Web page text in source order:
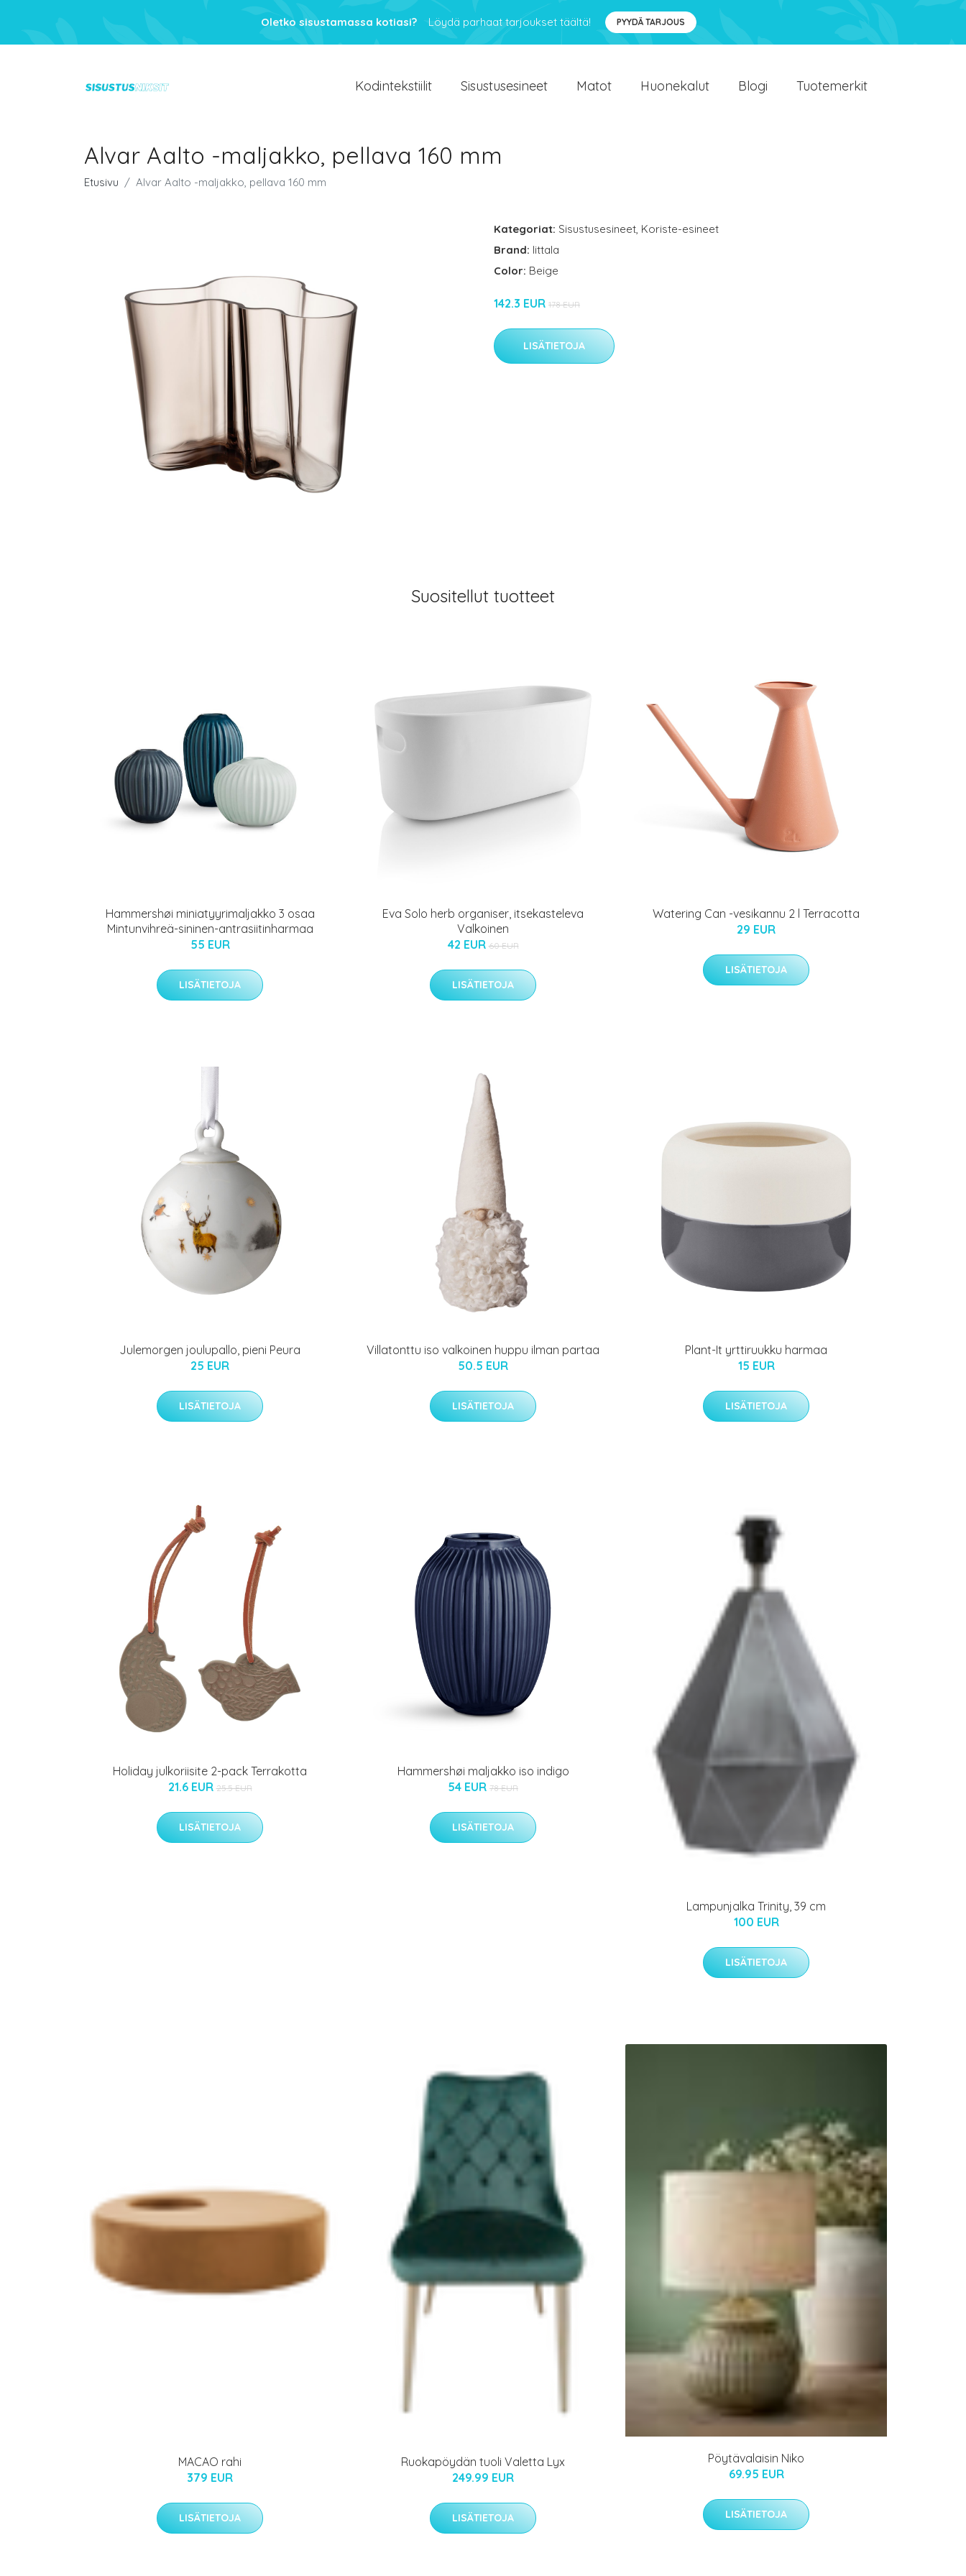
Oletko sisustamassa kotiasi? Löydä parhaat tarjoukset täältä! PYYDÄ TARJOUS
Kodintekstiilit Sisustusesineet Matot Huonekalut Blogi Tuotemerkit
Alvar Aalto -maljakko, pellava 160 mm
Etusivu Alvar Aalto -maljakko, pellava 160 mm
Kategoriat: Sisustusesineet, Koriste-esineet
Brand: Iittala
Color: Beige
142.3 EUR 178 EUR
LISÄTIETOJA
Suositellut tuotteet
Hammershøi miniatyyrimaljakko 3 osaa
Mintunvihreä-sininen-antrasiitinharmaa
55 EUR
LISÄTIETOJA
Eva Solo herb organiser, itsekasteleva
Valkoinen
42 EUR 60 EUR
LISÄTIETOJA
Watering Can -vesikannu 2 l Terracotta
29 EUR
LISÄTIETOJA
Julemorgen joulupallo, pieni Peura
25 EUR
LISÄTIETOJA
Villatonttu iso valkoinen huppu ilman partaa
50.5 EUR
LISÄTIETOJA
Plant-It yrttiruukku harmaa
15 EUR
LISÄTIETOJA
Holiday julkoriisite 2-pack Terrakotta
21.6 EUR 25.5 EUR
LISÄTIETOJA
Hammershøi maljakko iso indigo
54 EUR 78 EUR
LISÄTIETOJA
Lampunjalka Trinity, 39 cm
100 EUR
LISÄTIETOJA
MACAO rahi
379 EUR
LISÄTIETOJA
Ruokapöydän tuoli Valetta Lyx
249.99 EUR
LISÄTIETOJA
Pöytävalaisin Niko
69.95 EUR
LISÄTIETOJA